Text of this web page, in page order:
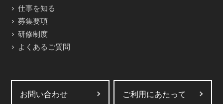
仕事を知る
募集要項
研修制度
よくあるご質問
お問い合わせ ご利用にあたって